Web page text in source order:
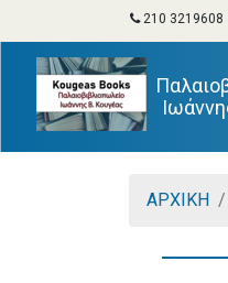
210 3219608
ΑΡΧΙΚΗ